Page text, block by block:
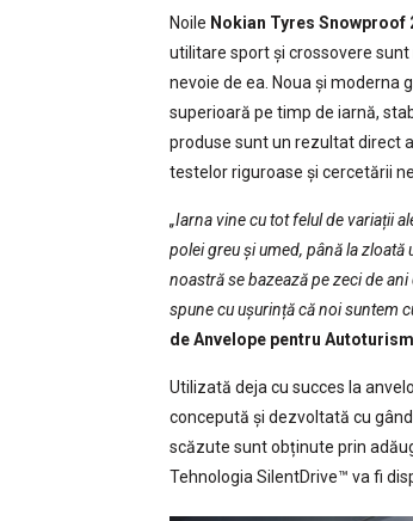
Noile Nokian Tyres Snowproof
utilitare sport și crossovere
nevoie de ea. Noua și
superioară pe timp de iarnă,
produse sunt un rezultat direct
testelor riguroase și cercetării
„Iarna vine cu tot felul de variații
polei greu și umed, până la
noastră se bazează pe zeci de
spune cu ușurință că noi suntem
de Anvelope pentru
Utilizată deja cu succes la
concepută și dezvoltată cu
scăzute sunt obținute prin
Tehnologia SilentDrive™ va fi